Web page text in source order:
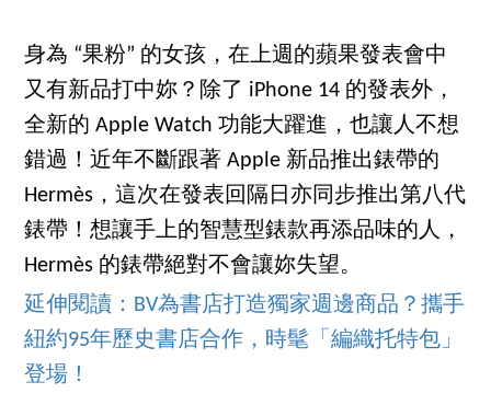
身為 “果粉” 的女孩，在上週的蘋果發表會中
又有新品打中妳？除了 iPhone 14 的發表外，
全新的 Apple Watch 功能大躍進，也讓人不想
錯過！近年不斷跟著 Apple 新品推出錶帶的
Hermès，這次在發表回隔日亦同步推出第八代
錶帶！想讓手上的智慧型錶款再添品味的人，
Hermès 的錶帶絕對不會讓妳失望。
延伸閱讀：BV為書店打造獨家週邊商品？攜手
紐約95年歷史書店合作，時髦「編織托特包」
登場！